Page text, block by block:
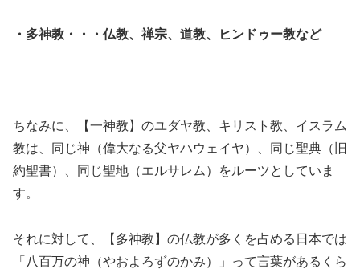
・多神教・・・仏教、禅宗、道教、ヒンドゥー教など
ちなみに、【一神教】のユダヤ教、キリスト教、イスラム
教は、同じ神（偉大なる父ヤハウェイヤ）、同じ聖典（旧
約聖書）、同じ聖地（エルサレム）をルーツとしていま
す。
それに対して、【多神教】の仏教が多くを占める日本では
「八百万の神（やおよろずのかみ）」って言葉があるくら